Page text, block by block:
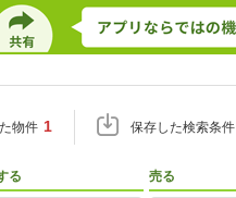
物件 1 保存した検索条件
る 売る